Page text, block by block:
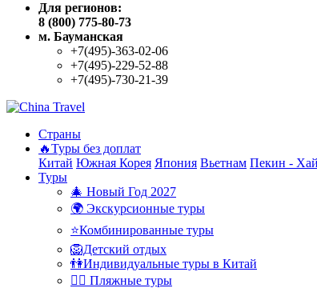
Для регионов:
8 (800) 775-80-73
м. Бауманская
+7(495)-363-02-06
+7(495)-229-52-88
+7(495)-730-21-39
Страны
🔥Туры без доплат
Китай Южная Корея Япония Вьетнам Пекин -
Туры
🎄 Новый Год 2027
🌍 Экскурсионные туры
⭐Комбинированные туры
🦁Детский отдых
👫Индивидуальные туры в Китай
🏊‍♂ Пляжные туры